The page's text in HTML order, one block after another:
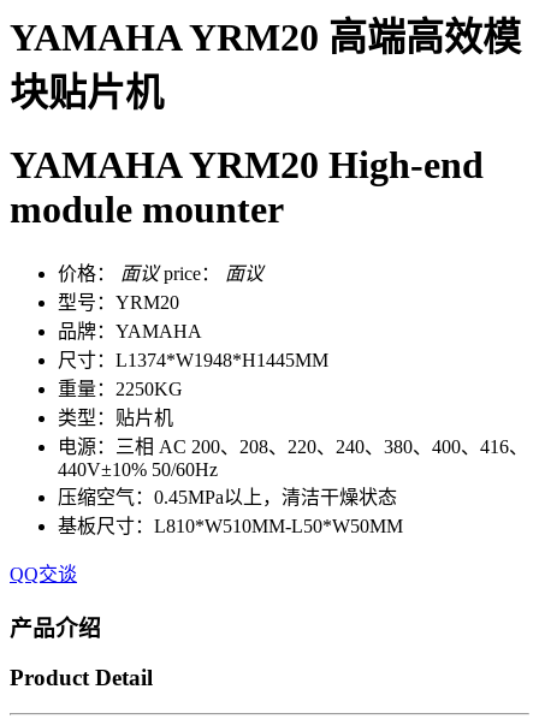
YAMAHA YRM20 高端高效模
块贴片机
YAMAHA YRM20 High-end
module mounter
价格： 面议 price：
面议
型号：YRM20
品牌：YAMAHA
尺寸：L1374*W1948*H1445MM
重量：2250KG
类型：贴片机
电源：三相 AC 200、208、220、240、380、400、416、
440V±10% 50/60Hz
压缩空气：0.45MPa以上，清洁干燥状态
基板尺寸：L810*W510MM-L50*W50MM
QQ交谈
产品介绍
Product Detail